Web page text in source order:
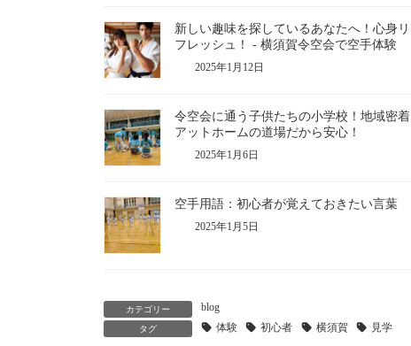
新しい趣味を探しているあなたへ！心身リ
フレッシュ！ - 横須賀令空会で空手体験
2025年1月12日
令空会に通う子供たちの小学校！地域密着
アットホームの道場だから安心！
2025年1月6日
空手用語：初心者が覚えておきたい言葉
2025年1月5日
カテゴリー blog
タグ 体験 初心者 横須賀 見学